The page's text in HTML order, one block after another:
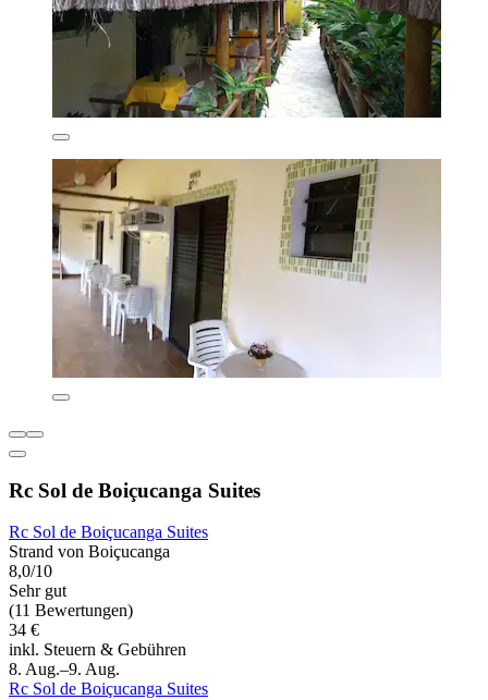
Rc Sol de Boiçucanga Suites
Rc Sol de Boiçucanga Suites
Strand von Boiçucanga
8,0/10
Sehr gut
(11 Bewertungen)
34 €
inkl. Steuern & Gebühren
8. Aug.–9. Aug.
Rc Sol de Boiçucanga Suites